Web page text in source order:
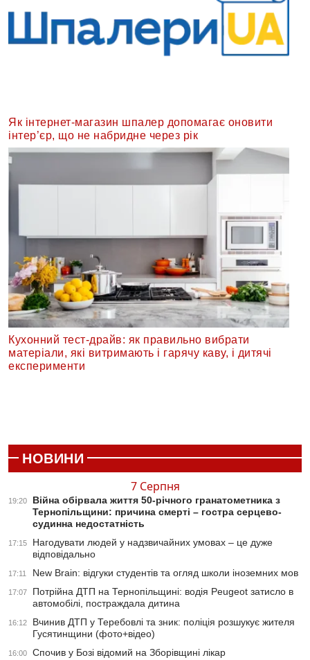
Як інтернет-магазин шпалер допомагає оновити
інтер’єр, що не набридне через рік
Кухонний тест-драйв: як правильно вибрати
матеріали, які витримають і гарячу каву, і дитячі
експерименти
НОВИНИ
7 Серпня
19:20
Війна обірвала життя 50-річного гранатометника з
Тернопільщини: причина смерті – гостра серцево-
судинна недостатність
17:15
Нагодувати людей у надзвичайних умовах – це дуже
відповідально
17:11 New Brain: відгуки студентів та огляд школи іноземних мов
17:07
Потрійна ДТП на Тернопільщині: водія Peugeot затисло в
автомобілі, постраждала дитина
16:12
Вчинив ДТП у Теребовлі та зник: поліція розшукує жителя
Гусятинщини (фото+відео)
16:00 Спочив у Бозі відомий на Зборівщині лікар